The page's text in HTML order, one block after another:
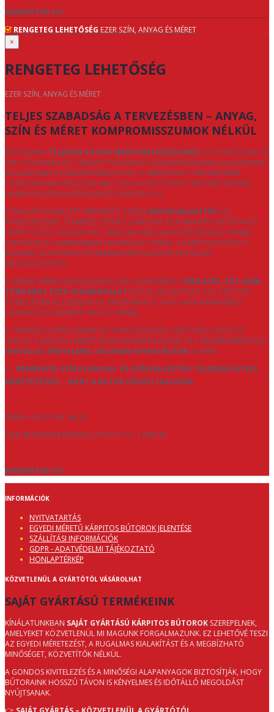
KANAPETAR.HU
RENGETEG LEHETŐSÉG EZER SZÍN, ANYAG ÉS MÉRET
×
RENGETEG LEHETŐSÉG
EZER SZÍN, ANYAG ÉS MÉRET
TELJES SZABADSÁG A TERVEZÉSBEN – ANYAG,
SZÍN ÉS MÉRET KOMPROMISSZUMOK NÉLKÜL
BÚTORAINK TELJESEN EGYEDI MÉRETBEN KÉSZÜLNEK, ÍGY PONTOSAN AZ
ÖN OTTHONÁHOZ, TÉRADOTTSÁGAIHOZ ÉS ELKÉPZELÉSEIHEZ IGAZODNAK.
NÁLUNK NINCS SZABVÁNYMEGOLDÁS: A MÉRETEZÉST CENTIMÉTERRE
PONTOSAN HATÁROZZUK MEG, HOGY A BÚTOR NE CSAK SZÉP LEGYEN,
HANEM VALÓBAN KÉNYELMES ÉS PRAKTIKUS IS.
A KIALAKÍTÁS MELLETT RENDKÍVÜL SZÉLESANYAGVÁLASZTÉKÁLL
RENDELKEZÉSRE. TÖBBFÉLE SZÖVET, BÁRSONY ÉS KÖNNYEN TISZTÍTHATÓ
KÁRPIT KÖZÜL VÁLASZTHAT, AMELYEK NEMCSAK ESZTÉTIKUSAK, HANEM
TARTÓSAK IS A MINDENNAPI HASZNÁLAT SORÁN. A KÁRPITOK KÖZÖTT
MODERN, KLASSZIKUS ÉS PRÉMIUM MEGOLDÁSOK EGYARÁNT
MEGTALÁLHATÓK.
A SZÍNEK TERÉN SZINTE KORLÁTLAN A LEHETŐSÉG: TÖBB SZÁZ, SŐT AKÁR
TÖBB MINT EZER SZÍNÁRNYALAT KÖZÜL VÁLASZTHAT, ÍGY A BÚTOR
TÖKÉLETESEN ILLESZKEDIK AZ ENTERIŐRHÖZ VAGY AKÁR KARAKTERES
HANGSÚLYOS ELEMÉVÉ VÁLIK A TÉRNEK.
A TERVEZÉS SORÁN SZEMÉLYES TANÁCSADÁSSAL SEGÍTÜNK, HOGY AZ
ANYAG, A SZÍN ÉS A MÉRET ÖSSZHANGBAN LEGYEN, ÉS A VÉGEREDMÉNY EGY
IDŐTÁLLÓ, KÉNYELMES, VALÓBAN EGYEDI BÚTOR LEGYEN.
👉 RENDKÍVÜL SZÉLES ANYAG- ÉS SZÍNVÁLASZTÉK, TELJESEN EGYEDI
MÉRETEZÉSSEL – MERT A BÚTOR ÖNHÖZ IGAZODIK.
TÍMEA +36 20 561 46 33
1047 BUDAPEST BAROSS UTCA 75-77. 1 EMELET
KANAPETAR.HU
INFORMÁCIÓK
NYITVATARTÁS
EGYEDI MÉRETŰ KÁRPITOS BÚTOROK JELENTÉSE
SZÁLLÍTÁSI INFORMÁCIÓK
GDPR - ADATVÉDELMI TÁJÉKOZTATÓ
HONLAPTÉRKÉP
KÖZVETLENÜL A GYÁRTÓTÓL VÁSÁROLHAT
SAJÁT GYÁRTÁSÚ TERMÉKEINK
KÍNÁLATUNKBAN SAJÁT GYÁRTÁSÚ KÁRPITOS BÚTOROK SZEREPELNEK,
AMELYEKET KÖZVETLENÜL MI MAGUNK FORGALMAZUNK. EZ LEHETŐVÉ TESZI
AZ EGYEDI MÉRETEZÉST, A RUGALMAS KIALAKÍTÁST ÉS A MEGBÍZHATÓ
MINŐSÉGET, KÖZVETÍTŐK NÉLKÜL.
A GONDOS KIVITELEZÉS ÉS A MINŐSÉGI ALAPANYAGOK BIZTOSÍTJÁK, HOGY
BÚTORAINK HOSSZÚ TÁVON IS KÉNYELMES ÉS IDŐTÁLLÓ MEGOLDÁST
NYÚJTSANAK.